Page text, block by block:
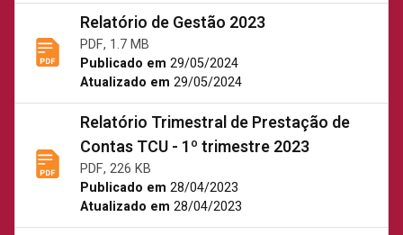
Relatório de Gestão 2023
PDF, 1.7 MB
Publicado em 29/05/2024
Atualizado em 29/05/2024
Relatório Trimestral de Prestação de
Contas TCU - 1º trimestre 2023
PDF, 226 KB
Publicado em 28/04/2023
Atualizado em 28/04/2023